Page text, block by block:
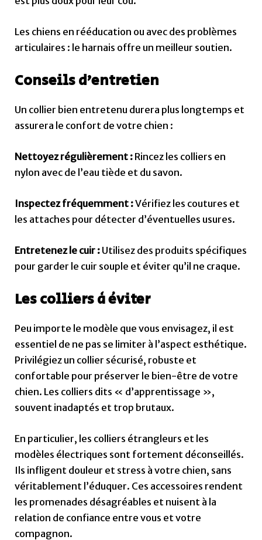
Les chiens en rééducation ou avec des problèmes
articulaires : le harnais offre un meilleur soutien.
Conseils d’entretien
Un collier bien entretenu durera plus longtemps et
assurera le confort de votre chien :
Nettoyez régulièrement : Rincez les colliers en
nylon avec de l’eau tiède et du savon.
Inspectez fréquemment :Vérifiez les coutures et
les attaches pour détecter d’éventuelles usures.
Entretenez le cuir : Utilisez des produits spécifiques
pour garder le cuir souple et éviter qu’il ne craque.
Les colliers à éviter
Peu importe le modèle que vous envisagez, il est
essentiel de ne pas se limiter à l’aspect esthétique.
Privilégiez un collier sécurisé, robuste et
confortable pour préserver le bien-être de votre
chien. Les colliers dits « d’apprentissage »,
souvent inadaptés et trop brutaux.
En particulier, les colliers étrangleurs et les
modèles électriques sont fortement déconseillés.
Ils infligent douleur et stress à votre chien, sans
véritablement l’éduquer. Ces accessoires rendent
les promenades désagréables et nuisent à la
relation de confiance entre vous et votre
compagnon.